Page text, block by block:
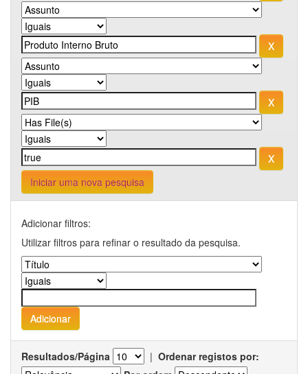
Iniciar uma nova pesquisa
Adicionar filtros:
Utilizar filtros para refinar o resultado da pesquisa.
Resultados/Página | Ordenar registos por: